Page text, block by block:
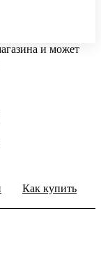
и может
Как купить